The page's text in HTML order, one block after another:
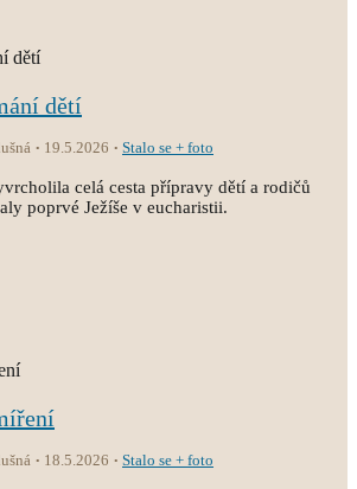
dětí
19.5.2026 Stalo se + foto
celá cesta přípravy dětí a rodičů
poprvé Ježíše v eucharistii.
18.5.2026 Stalo se + foto